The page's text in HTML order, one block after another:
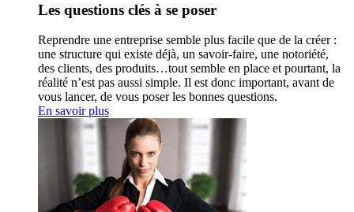
Les questions clés à se poser
Reprendre une entreprise semble plus facile que de la créer :
une structure qui existe déjà, un savoir-faire, une notoriété,
des clients, des produits…tout semble en place et pourtant, la
réalité n’est pas aussi simple. Il est donc important, avant de
vous lancer, de vous poser les bonnes questions.
En savoir plus